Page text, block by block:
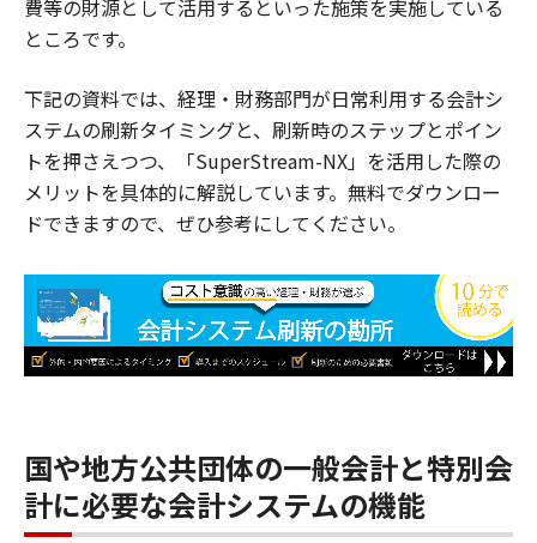
費等の財源として活用するといった施策を実施している
ところです。
下記の資料では、経理・財務部門が日常利用する会計シ
ステムの刷新タイミングと、刷新時のステップとポイン
トを押さえつつ、「SuperStream-NX」を活用した際の
メリットを具体的に解説しています。無料でダウンロー
ドできますので、ぜひ参考にしてください。
国や地方公共団体の一般会計と特別会
計に必要な会計システムの機能